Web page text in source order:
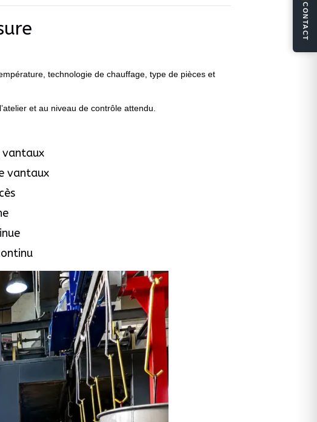
technologie de chauffage, type de pièces et
et au niveau de contrôle attendu.
vantaux
vantaux
CONTACT